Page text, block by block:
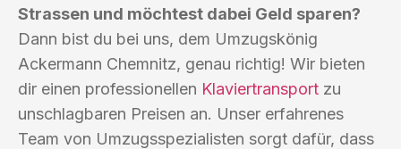
Strassen und möchtest dabei Geld sparen?
Dann bist du bei uns, dem Umzugskönig
Ackermann Chemnitz, genau richtig! Wir bieten
dir einen professionellen Klaviertransport zu
unschlagbaren Preisen an. Unser erfahrenes
Team von Umzugsspezialisten sorgt dafür, dass